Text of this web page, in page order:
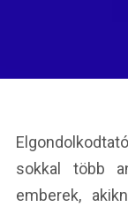
sokkal több
emberek,